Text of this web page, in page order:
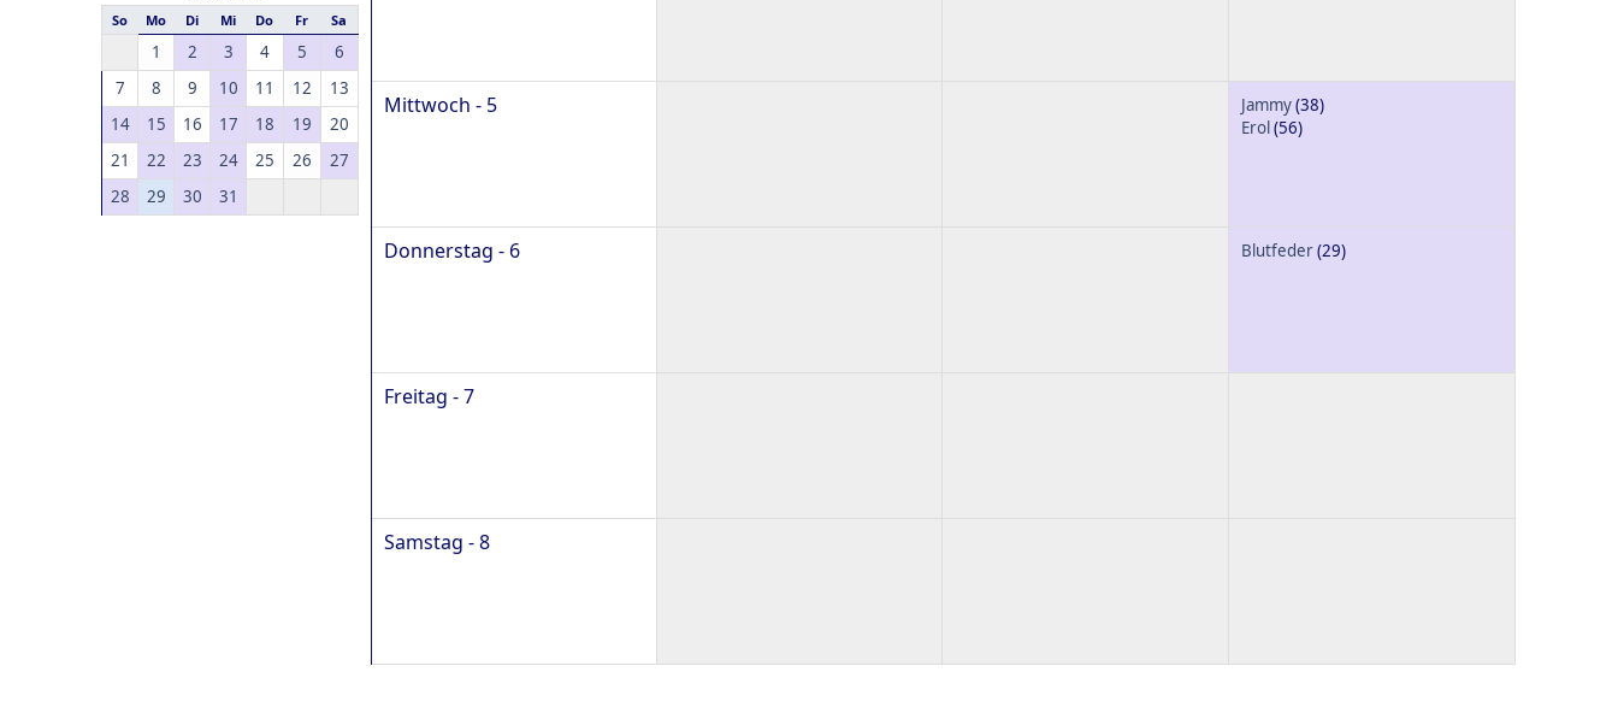
So Mo Di Mi Do Fr Sa
1 2 3 4 5
6
7
8 9 10 11 12
13
14
15 16 17 18 19
20
21
22 23 24 25 26
27
28
29 30 31
Mittwoch - 5 Jammy(38)
Erol (56)
Donnerstag - 6 Blutfeder(29)
Freitag - 7
Samstag - 8